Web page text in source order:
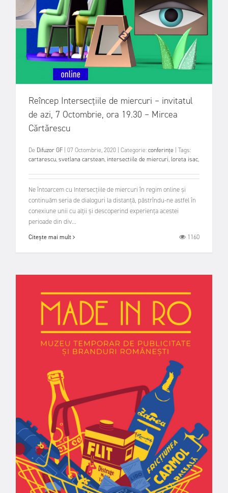
Reîncep Intersecțiile de miercuri – invitatul
de azi, 7 Octombrie, ora 19.30 – Mircea
Cărtărescu
De Difuzor GF 07 Octombrie, 2020 Categorie:conferințe
Tags:
cartarescu,svetlana carstean, intersectiile de miercuri,loreta isac,
Ne întoarcem cu Intersecțiile de miercuri în regim online și
continuăm seria de dialoguri la distanță, păstrîndu-ne astfel în
conexiune unii cu alții și descoperind experiența acestei
perioade din div...
Citește mai mult 1160